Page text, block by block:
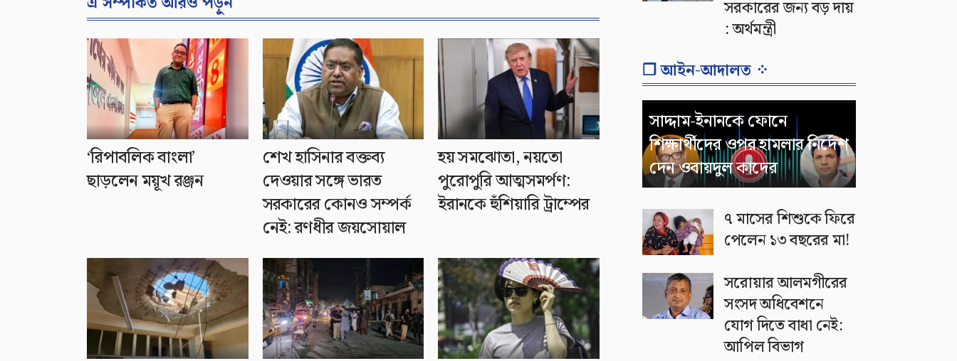
‘রিপাবলিক বাংলা’
ছাড়লেন ময়ূখ রঞ্জন
শেখ হাসিনার বক্তব্য
দেওয়ার সঙ্গে ভারত
সরকারের কোনও সম্পর্ক
নেই: রণধীর জয়সোয়াল
হয় সমঝোতা, নয়তো
পুরোপুরি আত্মসমর্পণ:
ইরানকে হুঁশিয়ারি ট্রাম্পের
সরকারের জন্য বড় দায়
: অর্থমন্ত্রী
❐ আইন-আদালত ⁘
সাদ্দাম-ইনানকে ফোনে
শিক্ষার্থীদের ওপর হামলার নির্দেশ
দেন ওবায়দুল কাদের
৭ মাসের শিশুকে ফিরে
পেলেন ১৩ বছরের মা!
সরোয়ার আলমগীরের
সংসদ অধিবেশনে
যোগ দিতে বাধা নেই:
আপিল বিভাগ